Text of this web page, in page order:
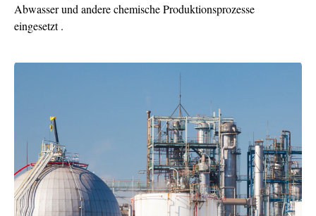
Abwasser und andere chemische Produktionsprozesse
eingesetzt .